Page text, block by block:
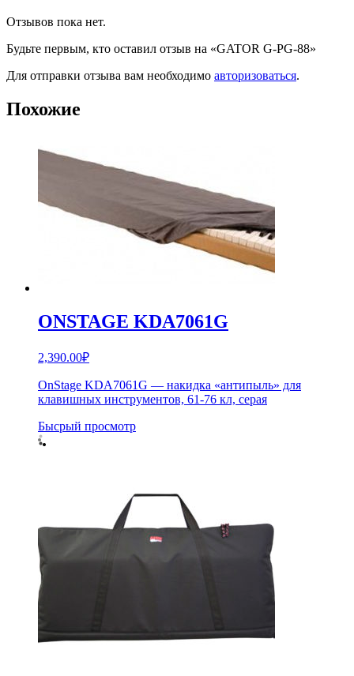
Отзывов пока нет.
Будьте первым, кто оставил отзыв на «GATOR G-PG-88»
Для отправки отзыва вам необходимо авторизоваться.
Похожие
ONSTAGE KDA7061G
2,390.00₽
OnStage KDA7061G — накидка «антипыль» для
клавишных инструментов, 61-76 кл, серая
Бысрый просмотр